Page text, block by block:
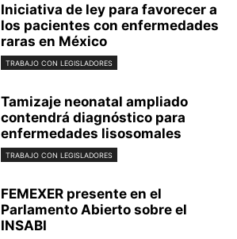
Iniciativa de ley para favorecer a
los pacientes con enfermedades
raras en México
TRABAJO CON LEGISLADORES
Tamizaje neonatal ampliado
contendrá diagnóstico para
enfermedades lisosomales
TRABAJO CON LEGISLADORES
FEMEXER presente en el
Parlamento Abierto sobre el
INSABI